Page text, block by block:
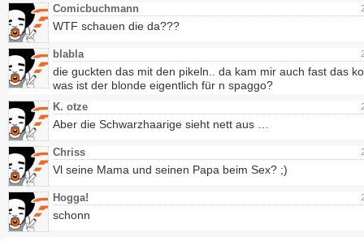
Comicbuchmann
WTF schauen die da???
blabla
die guckten das mit den pikeln.. da kam mir auch fast das
was ist der blonde eigentlich für n spaggo?
K. otze
Aber die Schwarzhaarige sieht nett aus …
Chriss
Vl seine Mama und seinen Papa beim Sex? ;)
Hogga!
schonn